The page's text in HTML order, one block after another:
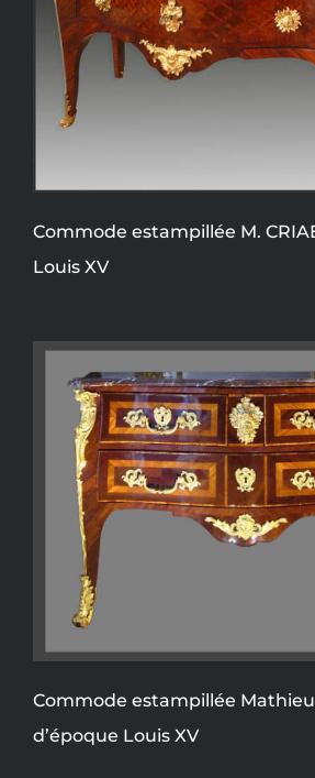
Commode estampillée M.
Louis XV
Commode estampillée
d’époque Louis XV